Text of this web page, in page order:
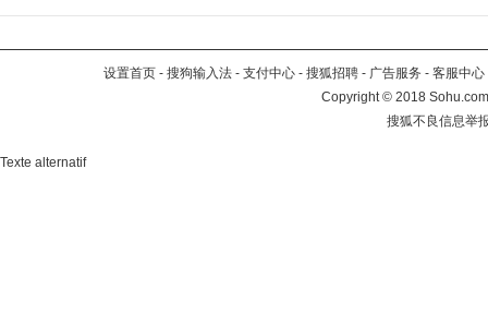
设置首页 - 搜狗输入法 - 支付中心 - 搜狐招聘 - 广告服务 - 客服中心
Copyright©2018
搜狐不良信息举
Texte alternatif